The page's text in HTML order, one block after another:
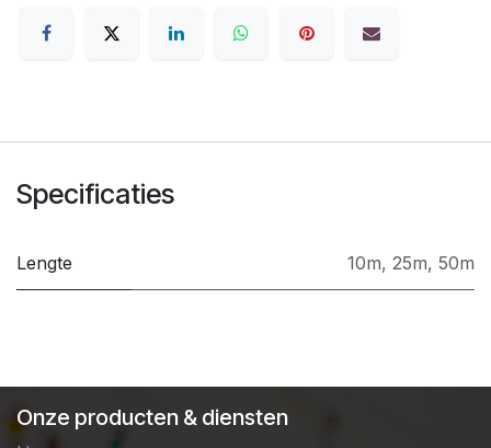
Specificaties
Lengte 10m, 25m, 50m
Onze producten & diensten